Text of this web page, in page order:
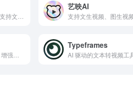
艺映AI
Typeframes